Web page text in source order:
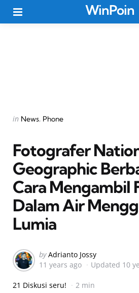
WinPoin
Categories
Posted
in News Phone
Fotografer
Geographic
Cara Mengambil
Dalam Air
Lumia
Posted
by
by Adrianto Jossy
11 years ago
Updated 10
21 Diskusi seru! 2 min